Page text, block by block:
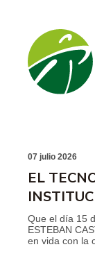
07 julio 2026
EL
SABER
Que el día 15
ESTEBAN
en vida con la